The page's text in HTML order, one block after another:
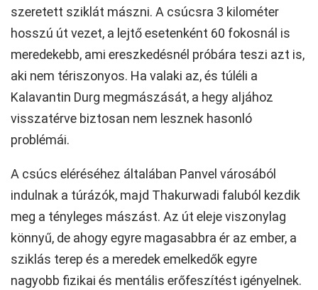
szeretett sziklát mászni. A csúcsra 3 kilométer
hosszú út vezet, a lejtő esetenként 60 fokosnál is
meredekebb, ami ereszkedésnél próbára teszi azt is,
aki nem tériszonyos. Ha valaki az, és túléli a
Kalavantin Durg megmászását, a hegy aljához
visszatérve biztosan nem lesznek hasonló
problémái.
A csúcs eléréséhez általában Panvel városából
indulnak a túrázók, majd Thakurwadi faluból kezdik
meg a tényleges mászást. Az út eleje viszonylag
könnyű, de ahogy egyre magasabbra ér az ember, a
sziklás terep és a meredek emelkedők egyre
nagyobb fizikai és mentális erőfeszítést igényelnek.